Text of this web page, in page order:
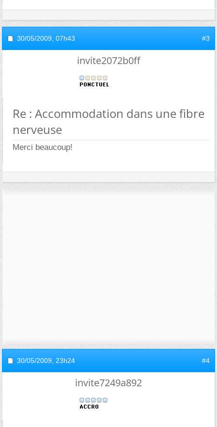
30/05/2009, 07h43 #3
invite2072b0ff
Re : Accommodation dans une fibre
nerveuse
Merci beaucoup!
30/05/2009, 23h24 #4
invite7249a892